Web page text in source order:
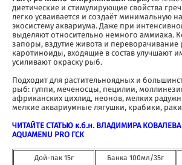
диетические и стимулирующие свойства
легко усваивается и создаёт минимальную
экосистему аквариума. Даже при
выделяют относительно немного аммиака.
запоры, вздутие живота и
каротиноиды, входящие в состав улучшают
усиливают окраску рыб.
Подходит для растительноядных и
рыб: гуппи, меченосцы, пецилии,
африканских цихлид, неонов, мелких
мелкие аквариумные лягушки, крабики,
ЧИТАЙТЕ СТАТЬЮ к.б.н. ВЛАДИМИРА
AQUAMENU PRO ГСК
Дой-пак 15г Банка 100мл/35г